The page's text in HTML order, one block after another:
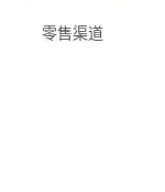
零售渠道